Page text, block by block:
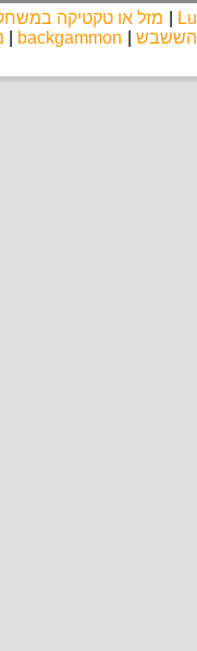
מזל או טקטיקה
הששבש
backgammon